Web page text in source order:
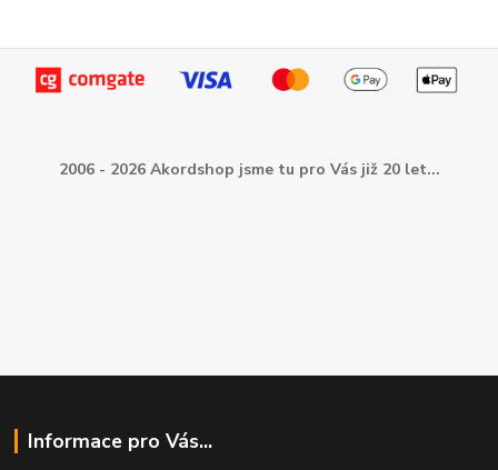
2006 - 2026 Akordshop jsme tu pro Vás již 20 let...
Informace pro Vás...